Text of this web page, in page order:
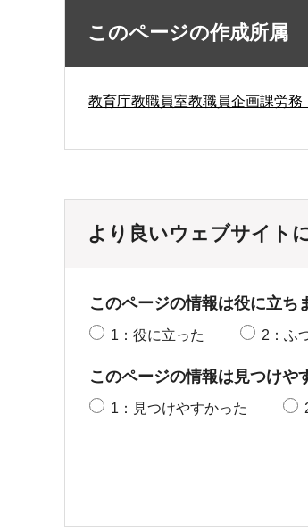
このページの作成所属
教育庁教職員室教職員企画課労
より良いウェブサイト
このページの情報は役に立ち
1：役に立った 2：ふ
このページの情報は見つけや
1：見つけやすかった